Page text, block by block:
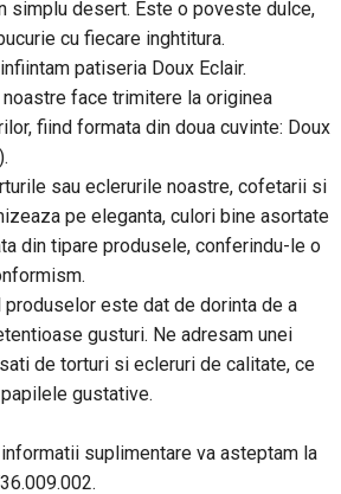
simplu desert. Este o poveste dulce,
cu fiecare inghtitura.
patiseria Doux Eclair.
face trimitere la originea
fiind formata din doua cuvinte: Doux
sau eclerurile noastre, cofetarii si
pe eleganta, culori bine asortate
din tipare produsele, conferindu-le o
produselor este dat de dorinta de a
gusturi. Ne adresam unei
de torturi si ecleruri de calitate, ce
gustative.
suplimentare va asteptam la